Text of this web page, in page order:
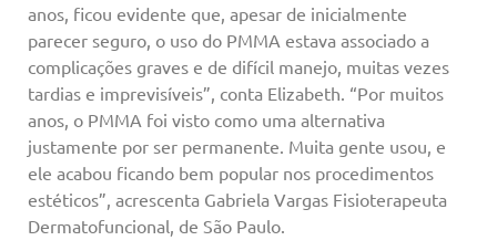
anos, ficou evidente que, apesar de inicialmente
parecer seguro, o uso do PMMA estava associado a
complicações graves e de difícil manejo, muitas vezes
tardias e imprevisíveis”, conta Elizabeth. “Por muitos
anos, o PMMA foi visto como uma alternativa
justamente por ser permanente. Muita gente usou, e
ele acabou ficando bem popular nos procedimentos
estéticos”, acrescenta Gabriela Vargas Fisioterapeuta
Dermatofuncional, de São Paulo.